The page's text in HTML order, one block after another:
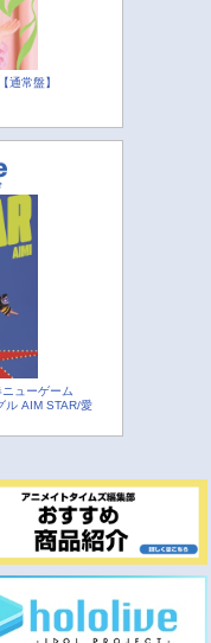
通常盤】
ニューゲーム
ル AIM STAR/愛